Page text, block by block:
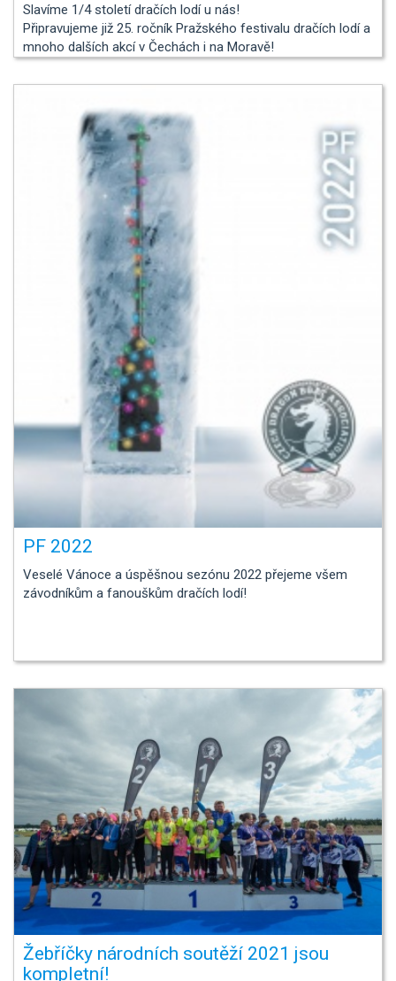
Slavíme 1/4 století dračích lodí u nás!
Připravujeme již 25. ročník Pražského festivalu dračích lodí a
mnoho dalších akcí v Čechách i na Moravě!
PF 2022
Veselé Vánoce a úspěšnou sezónu 2022 přejeme všem
závodníkům a fanouškům dračích lodí!
Žebříčky národních soutěží 2021 jsou
kompletní!